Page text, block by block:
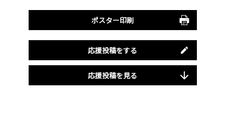
ポスター印刷
応援投稿をする
応援投稿を見る